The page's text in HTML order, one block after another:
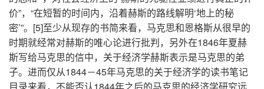
价”，“在短暂的时间内，沿着赫斯的路线解明‘地上的秘
密’”。[5]至少从现存的书简来看，马克思和恩格斯从很早的
时期就经常对赫斯的唯心论进行批判，另外在1846年夏赫
斯写给马克思的信中，关于经济学赫斯表示是马克思的弟
子。进而仅从1844－45年马克思的关于经济学的读书笔记
目录来看，不能否认1844年之后的马克思的经济学研究远